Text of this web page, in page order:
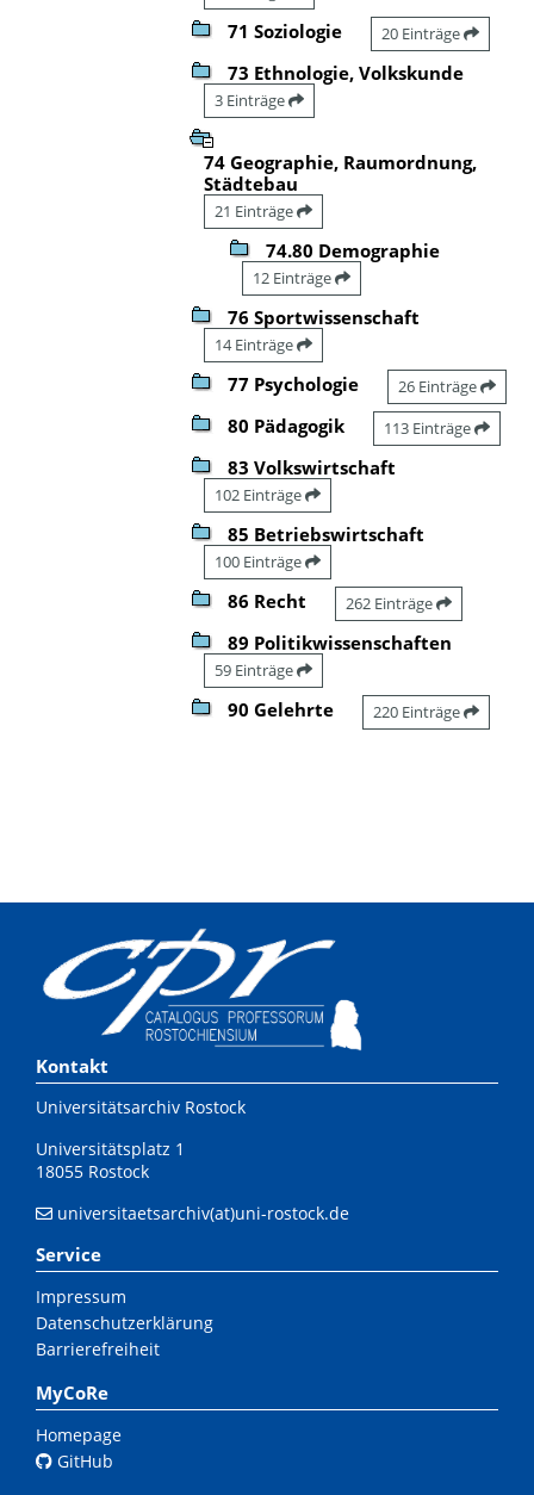
71 Soziologie 20 Einträge
73 Ethnologie, Volkskunde
3 Einträge
74 Geographie, Raumordnung,
Städtebau
21 Einträge
74.80 Demographie
12 Einträge
76 Sportwissenschaft
14 Einträge
77 Psychologie 26 Einträge
80 Pädagogik 113 Einträge
83 Volkswirtschaft
102 Einträge
85 Betriebswirtschaft
100 Einträge
86 Recht 262 Einträge
89 Politikwissenschaften
59 Einträge
90 Gelehrte 220 Einträge
Kontakt
Universitätsarchiv Rostock
Universitätsplatz 1
18055 Rostock
universitaetsarchiv(at)uni-rostock.de
Service
Impressum
Datenschutzerklärung
Barrierefreiheit
MyCoRe
Homepage
GitHub